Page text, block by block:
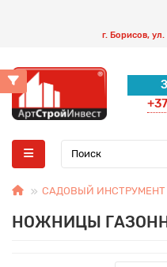
г. Борисов,
САДОВЫЙ ИНСТРУМЕНТ
НОЖНИЦЫ